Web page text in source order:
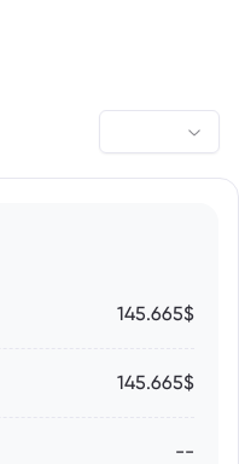
145.665$
145.665$
--